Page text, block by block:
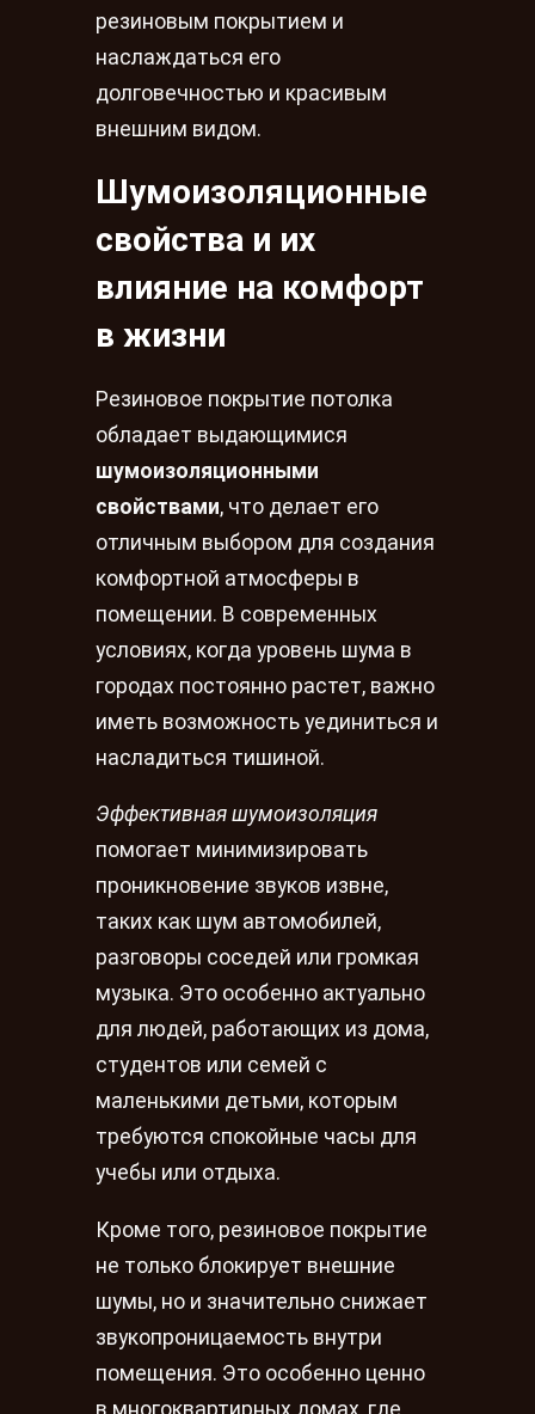
резиновым покрытием и
наслаждаться его
долговечностью и красивым
внешним видом.
Шумоизоляционные
свойства и их
влияние на комфорт
в жизни
Резиновое покрытие потолка
обладает выдающимися
шумоизоляционными
свойствами, что делает его
отличным выбором для создания
комфортной атмосферы в
помещении. В современных
условиях, когда уровень шума в
городах постоянно растет, важно
иметь возможность уединиться и
насладиться тишиной.
Эффективная шумоизоляция
помогает минимизировать
проникновение звуков извне,
таких как шум автомобилей,
разговоры соседей или громкая
музыка. Это особенно актуально
для людей, работающих из дома,
студентов или семей с
маленькими детьми, которым
требуются спокойные часы для
учебы или отдыха.
Кроме того, резиновое покрытие
не только блокирует внешние
шумы, но и значительно снижает
звукопроницаемость внутри
помещения. Это особенно ценно
в многоквартирных домах, где